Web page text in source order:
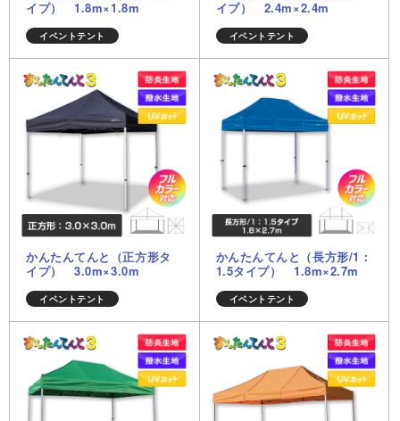
イプ） 1.8m×1.8m
イベントテント
イプ） 2.4m×2.4m
イベントテント
かんたんてんと（正方形タ
イプ） 3.0m×3.0m
イベントテント
かんたんてんと（長方形/1：
1.5タイプ） 1.8m×2.7m
イベントテント